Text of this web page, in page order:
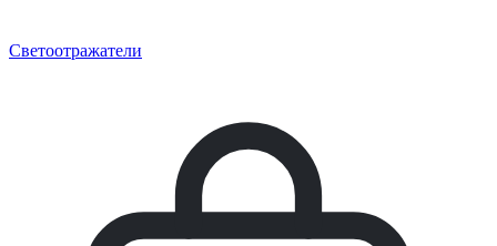
Светоотражатели